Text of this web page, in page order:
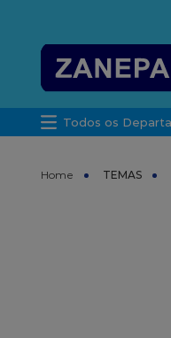
Todos os
TEMAS